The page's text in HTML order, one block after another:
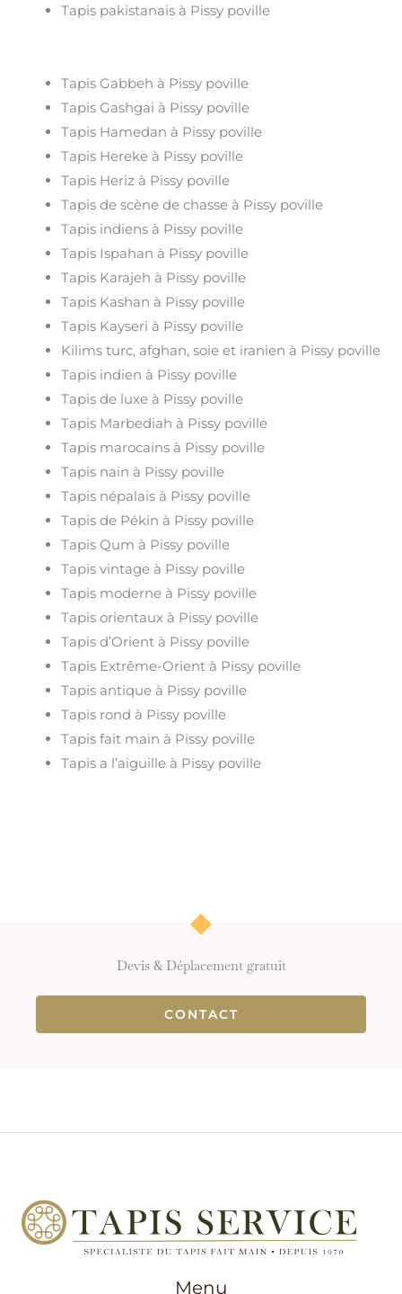
Tapis pakistanais à Pissy poville
Tapis Gabbeh à Pissy poville
Tapis Gashgai à Pissy poville
Tapis Hamedan à Pissy poville
Tapis Hereke à Pissy poville
Tapis Heriz à Pissy poville
Tapis de scène de chasse à Pissy poville
Tapis indiens à Pissy poville
Tapis Ispahan à Pissy poville
Tapis Karajeh à Pissy poville
Tapis Kashan à Pissy poville
Tapis Kayseri à Pissy poville
Kilims turc, afghan, soie et iranien à Pissy poville
Tapis indien à Pissy poville
Tapis de luxe à Pissy poville
Tapis Marbediah à Pissy poville
Tapis marocains à Pissy poville
Tapis nain à Pissy poville
Tapis népalais à Pissy poville
Tapis de Pékin à Pissy poville
Tapis Qum à Pissy poville
Tapis vintage à Pissy poville
Tapis moderne à Pissy poville
Tapis orientaux à Pissy poville
Tapis d’Orient à Pissy poville
Tapis Extrême-Orient à Pissy poville
Tapis antique à Pissy poville
Tapis rond à Pissy poville
Tapis fait main à Pissy poville
Tapis a l’aiguille à Pissy poville
Devis & Déplacement gratuit
CONTACT
Menu